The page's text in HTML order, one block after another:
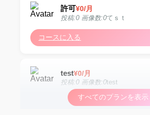
許可¥0/月
投稿:0 画像数:0てｓｔ
コースに入る
test¥0/月
投稿:0 画像数:0test
コースに入る
すべてのプランを表示